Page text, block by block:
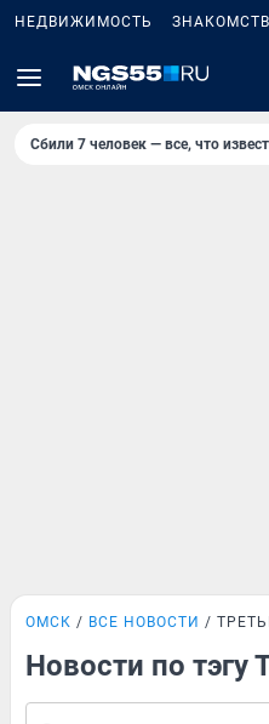
НЕДВИЖИМОСТЬ
Сбили 7 человек — все, что
ОМСК ВСЕ НОВОСТИ
Новости по тэгу